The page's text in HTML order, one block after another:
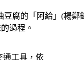
腐的「阿給」(楊鄭
過程。